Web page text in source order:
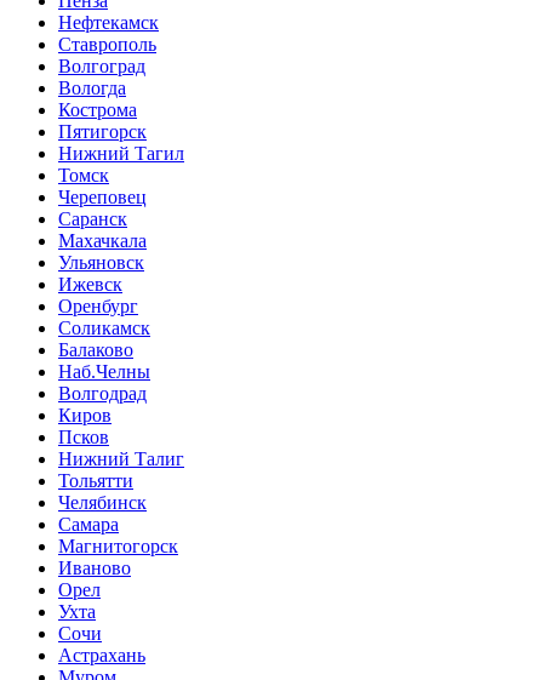
Нефтекамск
Ставрополь
Волгоград
Вологда
Кострома
Пятигорск
Нижний Тагил
Томск
Череповец
Саранск
Махачкала
Ульяновск
Ижевск
Оренбург
Соликамск
Балаково
Наб.Челны
Волгодрад
Киров
Псков
Нижний Талиг
Тольятти
Челябинск
Самара
Магнитогорск
Иваново
Орел
Ухта
Сочи
Астрахань